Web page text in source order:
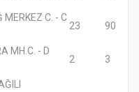
MERKEZ C. - C
23 90
MH.C. - D
2 3